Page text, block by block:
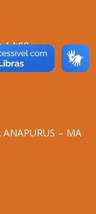
14:00
– MA